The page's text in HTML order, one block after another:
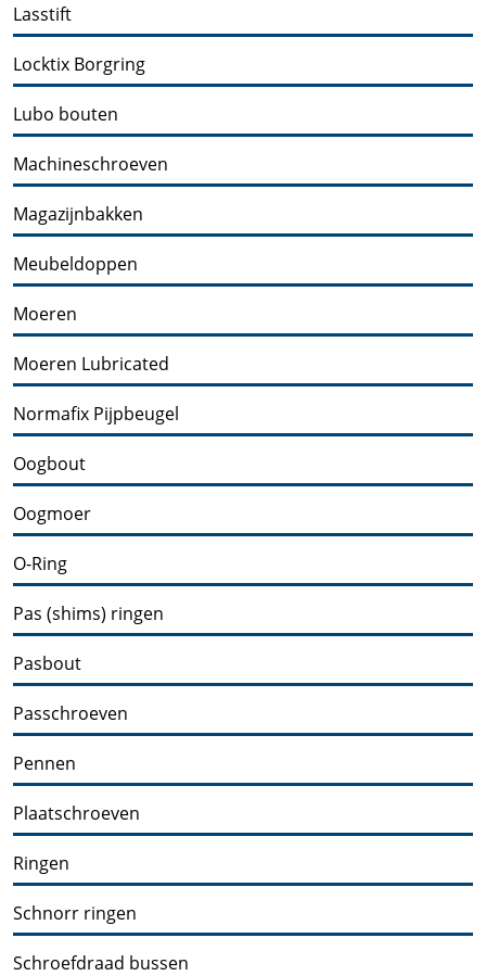
Lasstift
Locktix Borgring
Lubo bouten
Machineschroeven
Magazijnbakken
Meubeldoppen
Moeren
Moeren Lubricated
Normafix Pijpbeugel
Oogbout
Oogmoer
O-Ring
Pas (shims) ringen
Pasbout
Passchroeven
Pennen
Plaatschroeven
Ringen
Schnorr ringen
Schroefdraad bussen